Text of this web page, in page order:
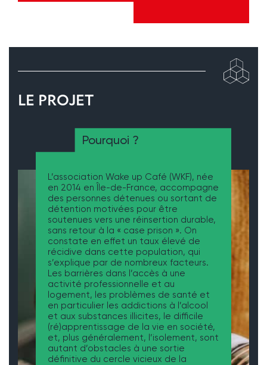
LE PROJET
Pourquoi ?
L’association Wake up Café (WKF), née
en 2014 en Île-de-France, accompagne
des personnes détenues ou sortant de
détention motivées pour être
soutenues vers une réinsertion durable,
sans retour à la « case prison ». On
constate en effet un taux élevé de
récidive dans cette population, qui
s’explique par de nombreux facteurs.
Les barrières dans l’accès à une
activité professionnelle et au
logement, les problèmes de santé et
en particulier les addictions à l’alcool
et aux substances illicites, le difficile
(ré)apprentissage de la vie en société,
et, plus généralement, l’isolement, sont
autant d’obstacles à une sortie
définitive du cercle vicieux de la